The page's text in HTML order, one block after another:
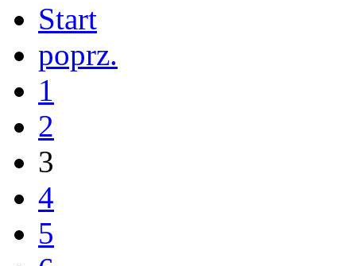
Start
poprz.
1
2
3
4
5